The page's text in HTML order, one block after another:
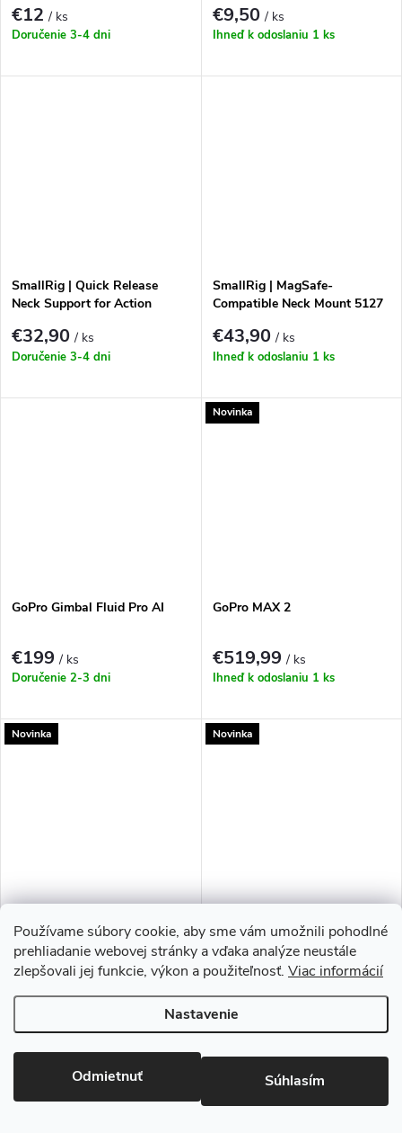
Používame súbory cookie, aby sme vám umožnili pohodlné
prehliadanie webovej stránky a vďaka analýze neustále
zlepšovali jej funkcie, výkon a použiteľnosť. Viac informácií
Nastavenie
Odmietnuť Súhlasím
€12/ ks
Doručenie 3-4 dni
€9,50/ ks
Ihneď k odoslaniu 1 ks
SmallRig | Quick Release
Neck Support for Action
€32,90/ ks
Doručenie 3-4 dni
SmallRig | MagSafe-
Compatible Neck Mount 5127
€43,90/ ks
Ihneď k odoslaniu 1 ks
GoPro Gimbal Fluid Pro AI
€199/ ks
Doručenie 2-3 dni
Novinka
GoPro MAX 2
€519,99/ ks
Ihneď k odoslaniu 1 ks
Novinka
Telesin | Selfie tyč/statív 360°
(S1-TSS-01)
€17/ ks
Momentálne nedostupné
Novinka
Šnúrka na mobil 3v1 | Pink
€14,90/ ks
Ihneď k odoslaniu>5 ks
Novinka Novinka